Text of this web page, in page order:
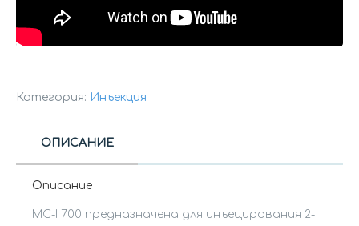
Категория: Инъекция
ОПИСАНИЕ
Описание
MC-I 700 предназначена для инъецирования 2-